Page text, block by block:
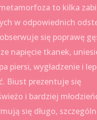
metamorfoza to kilka
w odpowiednich
się poprawę
napięcie tkanek,
piersi, wygładzenie i
Biust prezentuje się
i bardziej
się długo,